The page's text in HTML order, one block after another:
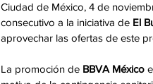
Ciudad de México, 4 de
consecutivo a la iniciativa de El
aprovechar las ofertas de este
La promoción de BBVA México